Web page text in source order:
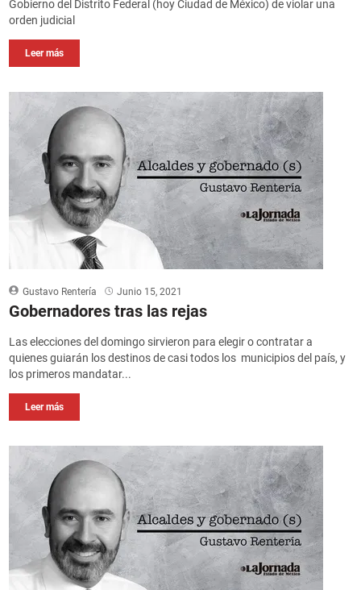
Gobierno del Distrito Federal (hoy Ciudad de México) de violar una
orden judicial
Leer más
Gustavo Rentería Junio 15, 2021
Gobernadores tras las rejas
Las elecciones del domingo sirvieron para elegir o contratar a
quienes guiarán los destinos de casi todos los municipios del país, y
los primeros mandatar...
Leer más